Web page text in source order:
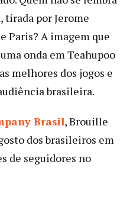
tirada por Jerome
Paris? A imagem que
onda em Teahupoo
melhores dos jogos e
brasileira.
Brasil, Brouille
dos brasileiros em
de seguidores no